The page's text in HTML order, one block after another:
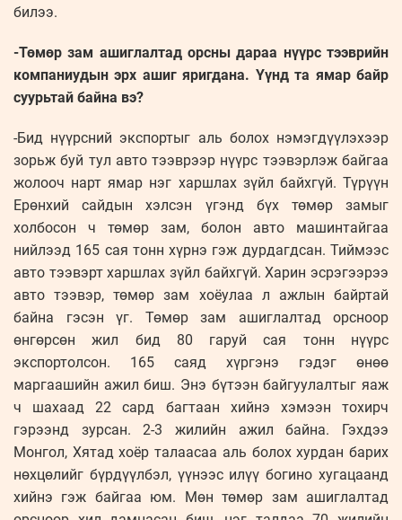
билээ.
-Төмөр зам ашиглалтад орсны дараа нүүрс тээврийн
компаниудын эрх ашиг яригдана. Үүнд та ямар байр
суурьтай байна вэ?
-Бид нүүрсний экспортыг аль болох нэмэгдүүлэхээр
зорьж буй тул авто тээврээр нүүрс тээвэрлэж байгаа
жолооч нарт ямар нэг харшлах зүйл байхгүй. Түрүүн
Ерөнхий сайдын хэлсэн үгэнд бүх төмөр замыг
холбосон ч төмөр зам, болон авто машинтайгаа
нийлээд 165 сая тонн хүрнэ гэж дурдагдсан. Тиймээс
авто тээвэрт харшлах зүйл байхгүй. Харин эсрэгээрээ
авто тээвэр, төмөр зам хоёулаа л ажлын байртай
байна гэсэн үг. Төмөр зам ашиглалтад орсноор
өнгөрсөн жил бид 80 гаруй сая тонн нүүрс
экспортолсон. 165 саяд хүргэнэ гэдэг өнөө
маргаашийн ажил биш. Энэ бүтээн байгуулалтыг яаж
ч шахаад 22 сард багтаан хийнэ хэмээн тохирч
гэрээнд зурсан. 2-3 жилийн ажил байна. Гэхдээ
Монгол, Хятад хоёр талаасаа аль болох хурдан барих
нөхцөлийг бүрдүүлбэл, үүнээс илүү богино хугацаанд
хийнэ гэж байгаа юм. Мөн төмөр зам ашиглалтад